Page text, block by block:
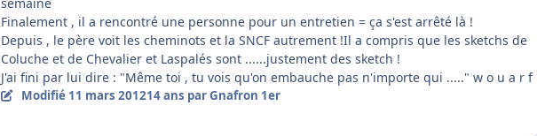
Finalement , il a rencontré une personne pour un entretien = ça s'est arrêté là !
Depuis , le père voit les cheminots et la SNCF autrement !Il a compris que les sketchs de
Coluche et de Chevalier et Laspalés sont ......justement des sketch !
J'ai fini par lui dire : "Même toi , tu vois qu'on embauche pas n'importe qui ....." w o u a r f
Modifié 11 mars 201214 ans par Gnafron 1er